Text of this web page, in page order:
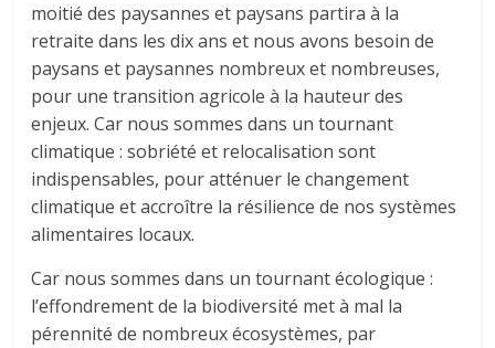
moitié des paysannes et paysans partira à la
retraite dans les dix ans et nous avons besoin de
paysans et paysannes nombreux et nombreuses,
pour une transition agricole à la hauteur des
enjeux. Car nous sommes dans un tournant
climatique : sobriété et relocalisation sont
indispensables, pour atténuer le changement
climatique et accroître la résilience de nos systèmes
alimentaires locaux.
Car nous sommes dans un tournant écologique :
l’effondrement de la biodiversité met à mal la
pérennité de nombreux écosystèmes, par